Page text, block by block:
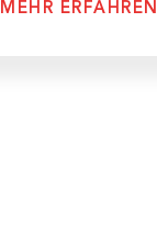
MEHR ERFAHREN